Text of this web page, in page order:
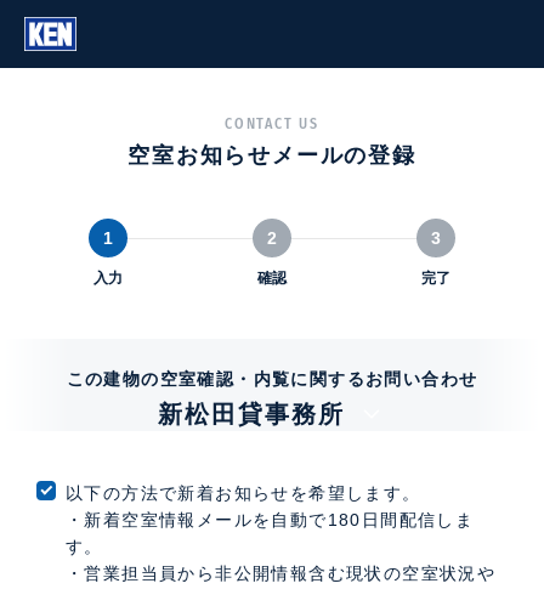
CONTACT US
空室お知らせメールの登録
1
入力
2
確認
3
完了
この建物の空室確認・内覧に関するお問い合わせ
新松田貸事務所
以下の方法で新着お知らせを希望します。
・新着空室情報メールを自動で180日間配信しま
す。
・営業担当員から非公開情報含む現状の空室状況や